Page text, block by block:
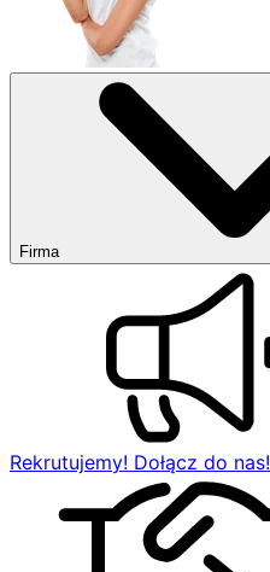
Firma
Rekrutujemy! Dołącz do nas!